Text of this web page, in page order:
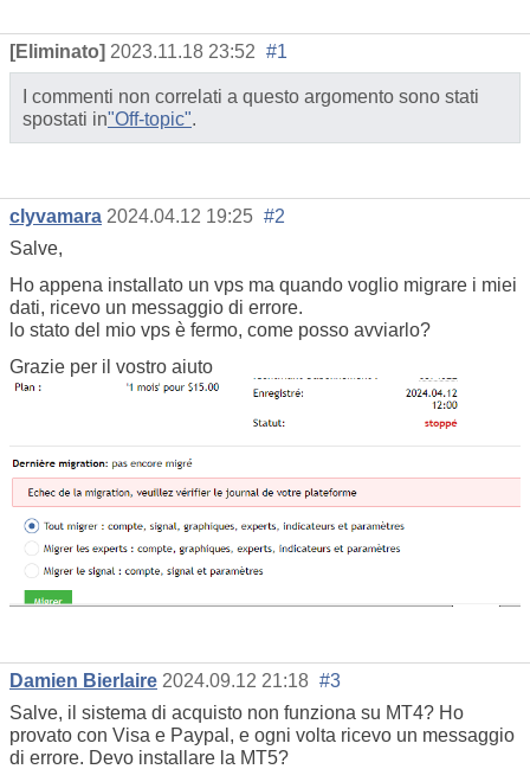
[Eliminato] 2023.11.18 23:52 #1
I commenti non correlati a questo argomento sono stati
spostati in"Off-topic".
clyvamara 2024.04.12 19:25 #2
Salve,
Ho appena installato un vps ma quando voglio migrare i miei
dati, ricevo un messaggio di errore.
lo stato del mio vps è fermo, come posso avviarlo?
Grazie per il vostro aiuto
Damien Bierlaire 2024.09.12 21:18 #3
Salve, il sistema di acquisto non funziona su MT4? Ho
provato con Visa e Paypal, e ogni volta ricevo un messaggio
di errore. Devo installare la MT5?